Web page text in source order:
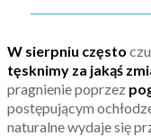
W sierpniu często
tęsknimy za jakąś
pragnienie poprzez
postępującym
naturalne wydaje się